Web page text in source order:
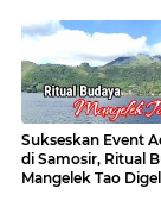
Sukseskan Event
di Samosir, Ritual
Mangelek Tao